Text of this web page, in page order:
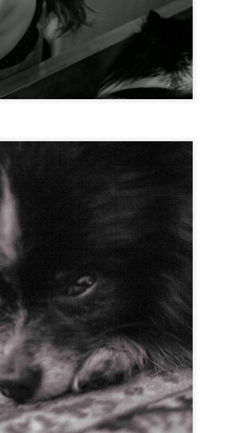
archi, cupole finestre e gradinate che
i loro prodotti con l´immagine dal mare
che fa un gelato sensazionale. Vale la pena
luogo.